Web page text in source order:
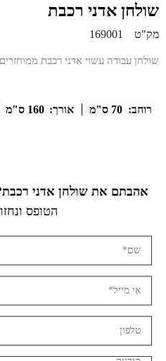
שולחן אדני רכבת
מק"ט 169001
שולחן עבודה עשוי אדני רכבת
רוחב: 70 ס"מ אורך: 160 ס"מ
אהבתם את שולחן אדני
הטופס